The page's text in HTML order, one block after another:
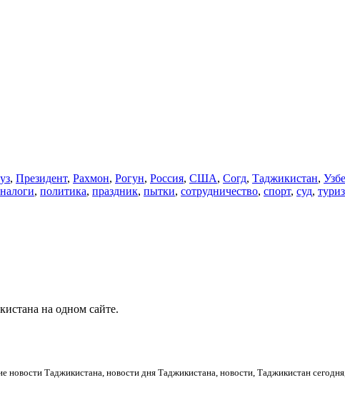
, Президент, Рахмон, Рогун, Россия, США, Согд, Таджикистан,
налоги, политика, праздник, пытки, сотрудничество, спорт, суд,
на одном сайте.
Таджикистана, новости дня Таджикистана, новости, Таджикистан